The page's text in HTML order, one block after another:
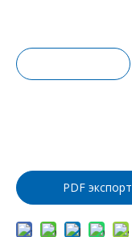
PDF экспорт